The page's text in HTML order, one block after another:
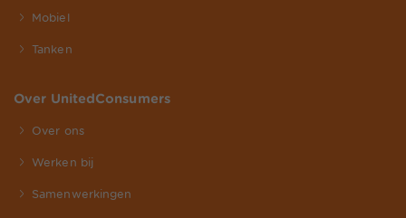
Mobiel
Tanken
Over UnitedConsumers
Over ons
Werken bij
Samenwerkingen